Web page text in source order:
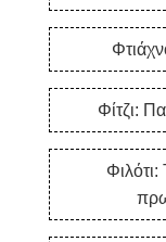
Φίτζι: